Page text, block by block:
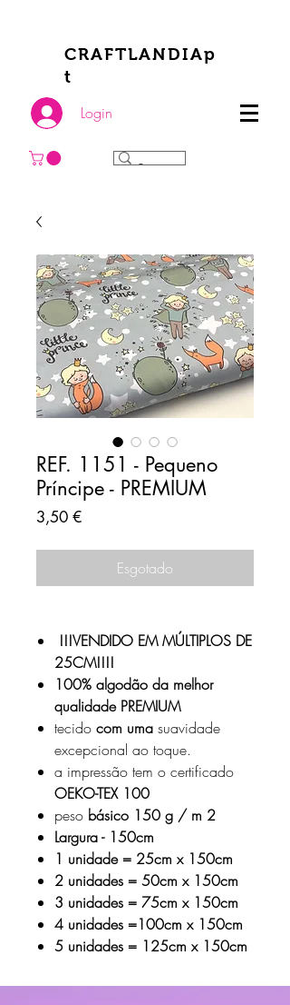
CRAFTLANDIAp
t
Login
REF. 1151 - Pequeno
Príncipe - PREMIUM
3,50 €Preço
Esgotado
!!!VENDIDO EM MÚLTIPLOS DE
25CM!!!!
100% algodão da melhor
qualidade PREMIUM
tecido com uma suavidade
excepcional ao toque.
a impressão tem o certificado
OEKO-TEX 100
peso básico 150 g / m 2
Largura - 150cm
1 unidade = 25cm x 150cm
2 unidades = 50cm x 150cm
3 unidades = 75cm x 150cm
4 unidades =100cm x 150cm
5 unidades = 125cm x 150cm